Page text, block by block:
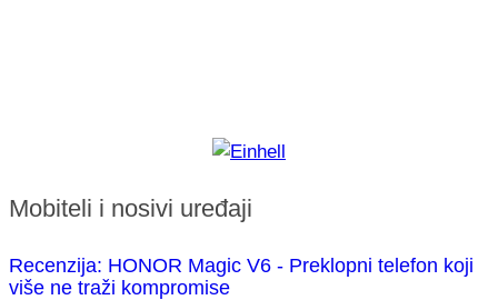
Mobiteli i nosivi uređaji
Recenzija: HONOR Magic V6 - Preklopni telefon koji
više ne traži kompromise